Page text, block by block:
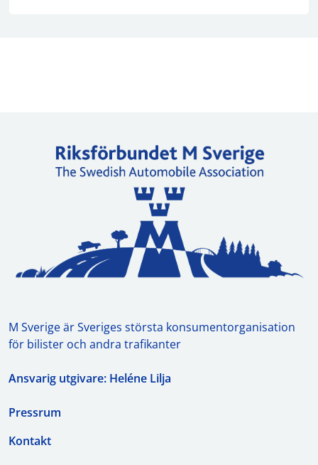
M Sverige är Sveriges största konsumentorganisation
för bilister och andra trafikanter
Ansvarig utgivare: Heléne Lilja
Pressrum
Kontakt